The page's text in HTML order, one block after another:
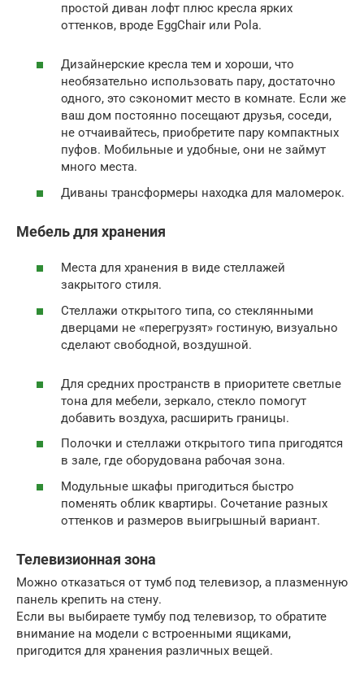
простой диван лофт плюс кресла ярких
оттенков, вроде EggChair или Pola.
Дизайнерские кресла тем и хороши, что
необязательно использовать пару, достаточно
одного, это сэкономит место в комнате. Если же
ваш дом постоянно посещают друзья, соседи,
не отчаивайтесь, приобретите пару компактных
пуфов. Мобильные и удобные, они не займут
много места.
Диваны трансформеры находка для маломерок.
Мебель для хранения
Места для хранения в виде стеллажей
закрытого стиля.
Стеллажи открытого типа, со стеклянными
дверцами не «перегрузят» гостиную, визуально
сделают свободной, воздушной.
Для средних пространств в приоритете светлые
тона для мебели, зеркало, стекло помогут
добавить воздуха, расширить границы.
Полочки и стеллажи открытого типа пригодятся
в зале, где оборудована рабочая зона.
Модульные шкафы пригодиться быстро
поменять облик квартиры. Сочетание разных
оттенков и размеров выигрышный вариант.
Телевизионная зона
Можно отказаться от тумб под телевизор, а плазменную
панель крепить на стену.
Если вы выбираете тумбу под телевизор, то обратите
внимание на модели с встроенными ящиками,
пригодится для хранения различных вещей.